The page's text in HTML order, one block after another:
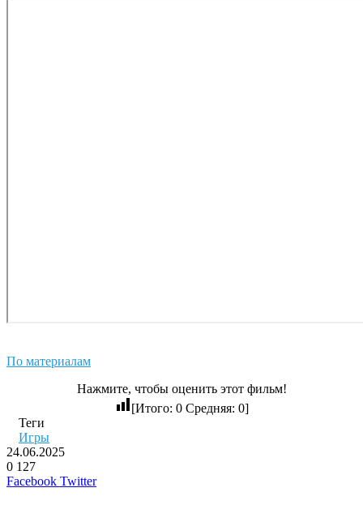
По материалам
Нажмите, чтобы оценить этот фильм!
[Итого: 0Средняя: 0]
Теги
Игры
24.06.2025
0 127
Facebook TwitterLinkedIn
Pinterest
Вконтакте
Одноклассники
Skype
WhatsApp
Telegram
Viber